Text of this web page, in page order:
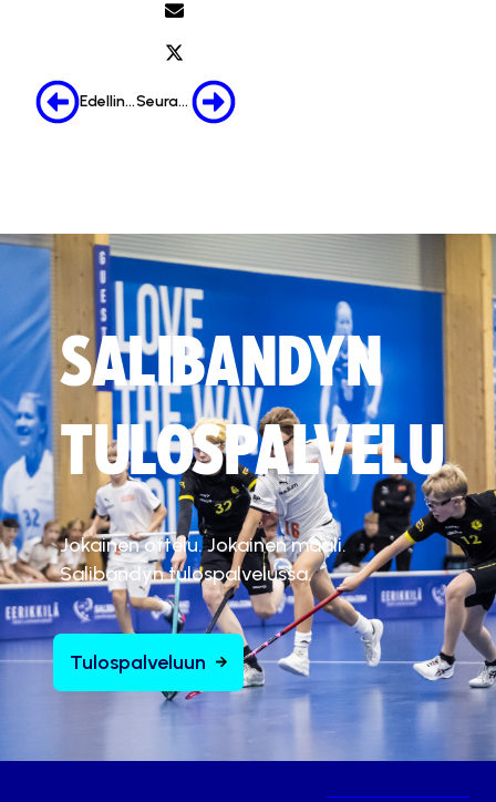
Edellinen Seuraava
SALIBANDYN
TULOSPALVELU
Jokainen ottelu. Jokainen maali.
Salibandyn tulospalvelussa.
Tulospalveluun